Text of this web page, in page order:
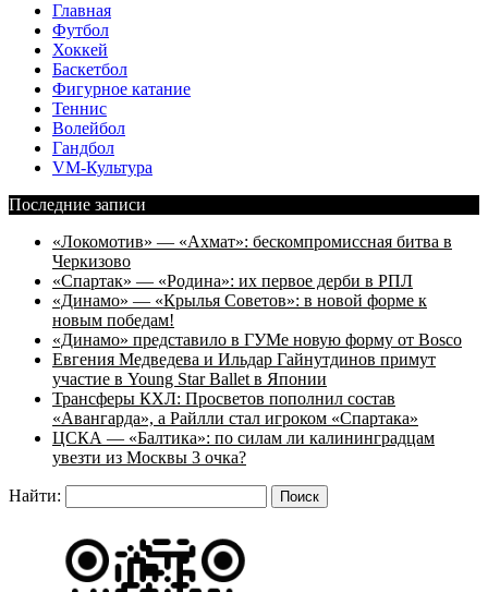
Главная
Футбол
Хоккей
Баскетбол
Фигурное катание
Теннис
Волейбол
Гандбол
VM-Культура
Последние записи
«Локомотив» — «Ахмат»: бескомпромиссная битва в
Черкизово
«Спартак» — «Родина»: их первое дерби в РПЛ
«Динамо» — «Крылья Советов»: в новой форме к
новым победам!
«Динамо» представило в ГУМе новую форму от Bosco
Евгения Медведева и Ильдар Гайнутдинов примут
участие в Young Star Ballet в Японии
Трансферы КХЛ: Просветов пополнил состав
«Авангарда», а Райлли стал игроком «Спартака»
ЦСКА — «Балтика»: по силам ли калининградцам
увезти из Москвы 3 очка?
Найти: